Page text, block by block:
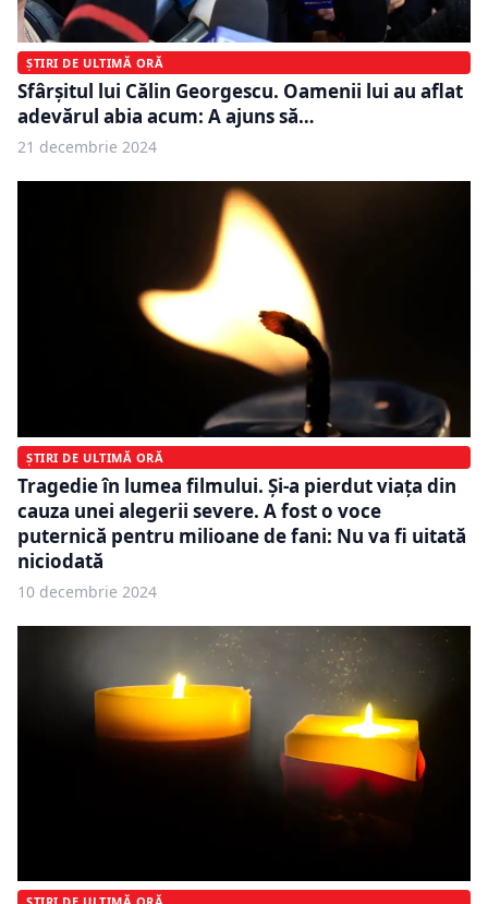
ȘTIRI DE ULTIMĂ ORĂ
Sfârșitul lui Călin Georgescu. Oamenii lui au aflat
adevărul abia acum: A ajuns să…
21 decembrie 2024
ȘTIRI DE ULTIMĂ ORĂ
Tragedie în lumea filmului. Și-a pierdut viața din
cauza unei alegerii severe. A fost o voce
puternică pentru milioane de fani: Nu va fi uitată
niciodată
10 decembrie 2024